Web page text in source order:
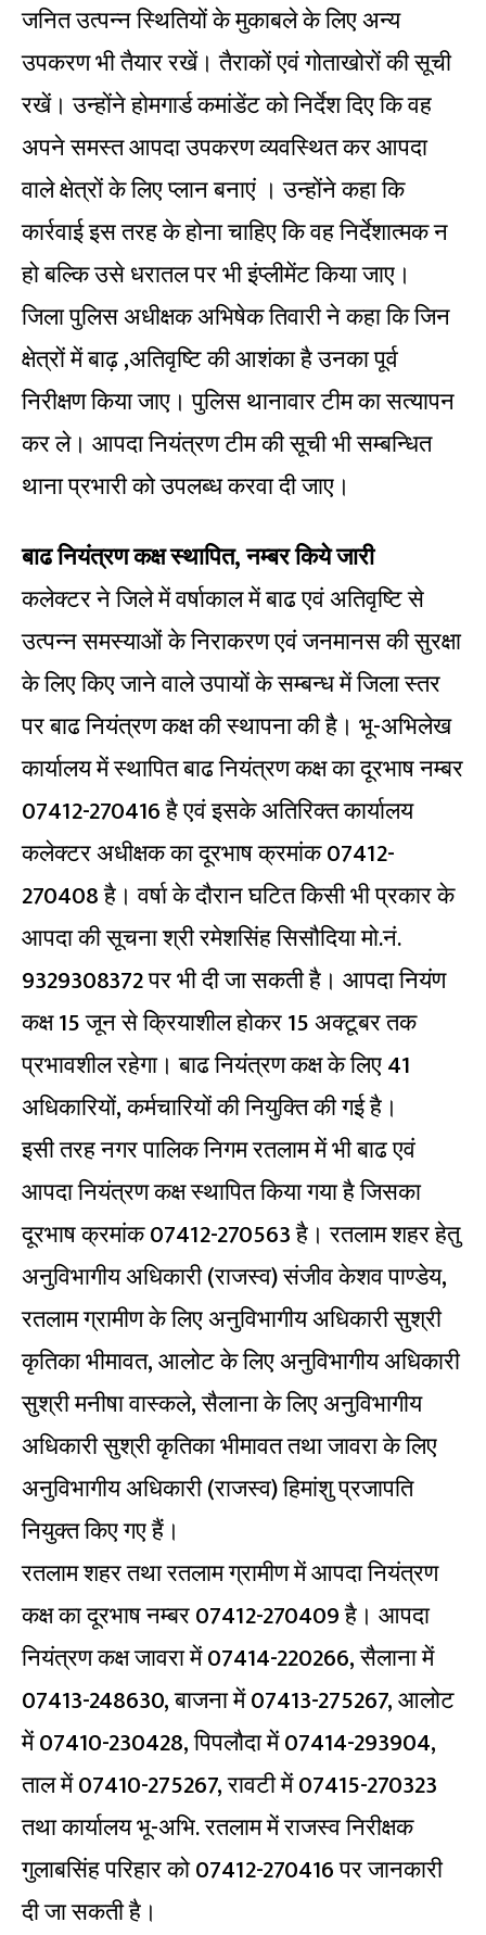
जनित उत्पन्न स्थितियों के मुकाबले के लिए अन्य
उपकरण भी तैयार रखें। तैराकों एवं गोताखोरों की सूची
रखें। उन्होंने होमगार्ड कमांडेंट को निर्देश दिए कि वह
अपने समस्त आपदा उपकरण व्यवस्थित कर आपदा
वाले क्षेत्रों के लिए प्लान बनाएं । उन्होंने कहा कि
कार्रवाई इस तरह के होना चाहिए कि वह निर्देशात्मक न
हो बल्कि उसे धरातल पर भी इंप्लीमेंट किया जाए।
जिला पुलिस अधीक्षक अभिषेक तिवारी ने कहा कि जिन
क्षेत्रों में बाढ़ ,अतिवृष्टि की आशंका है उनका पूर्व
निरीक्षण किया जाए। पुलिस थानावार टीम का सत्यापन
कर ले। आपदा नियंत्रण टीम की सूची भी सम्बन्धित
थाना प्रभारी को उपलब्ध करवा दी जाए।
बाढ नियंत्रण कक्ष स्थापित, नम्बर किये जारी
कलेक्टर ने जिले में वर्षाकाल में बाढ एवं अतिवृष्टि से
उत्पन्न समस्याओं के निराकरण एवं जनमानस की सुरक्षा
के लिए किए जाने वाले उपायों के सम्बन्ध में जिला स्तर
पर बाढ नियंत्रण कक्ष की स्थापना की है। भू-अभिलेख
कार्यालय में स्थापित बाढ नियंत्रण कक्ष का दूरभाष नम्बर
07412-270416 है एवं इसके अतिरिक्त कार्यालय
कलेक्टर अधीक्षक का दूरभाष क्रमांक 07412-
270408 है। वर्षा के दौरान घटित किसी भी प्रकार के
आपदा की सूचना श्री रमेशसिंह सिसौदिया मो.नं.
9329308372 पर भी दी जा सकती है। आपदा नियंण
कक्ष 15 जून से क्रियाशील होकर 15 अक्टूबर तक
प्रभावशील रहेगा। बाढ नियंत्रण कक्ष के लिए 41
अधिकारियों, कर्मचारियों की नियुक्ति की गई है।
इसी तरह नगर पालिक निगम रतलाम में भी बाढ एवं
आपदा नियंत्रण कक्ष स्थापित किया गया है जिसका
दूरभाष क्रमांक 07412-270563 है। रतलाम शहर हेतु
अनुविभागीय अधिकारी (राजस्व) संजीव केशव पाण्डेय,
रतलाम ग्रामीण के लिए अनुविभागीय अधिकारी सुश्री
कृतिका भीमावत, आलोट के लिए अनुविभागीय अधिकारी
सुश्री मनीषा वास्कले, सैलाना के लिए अनुविभागीय
अधिकारी सुश्री कृतिका भीमावत तथा जावरा के लिए
अनुविभागीय अधिकारी (राजस्व) हिमांशु प्रजापति
नियुक्त किए गए हैं।
रतलाम शहर तथा रतलाम ग्रामीण में आपदा नियंत्रण
कक्ष का दूरभाष नम्बर 07412-270409 है। आपदा
नियंत्रण कक्ष जावरा में 07414-220266, सैलाना में
07413-248630, बाजना में 07413-275267, आलोट
में 07410-230428, पिपलौदा में 07414-293904,
ताल में 07410-275267, रावटी में 07415-270323
तथा कार्यालय भू-अभि. रतलाम में राजस्व निरीक्षक
गुलाबसिंह परिहार को 07412-270416 पर जानकारी
दी जा सकती है।